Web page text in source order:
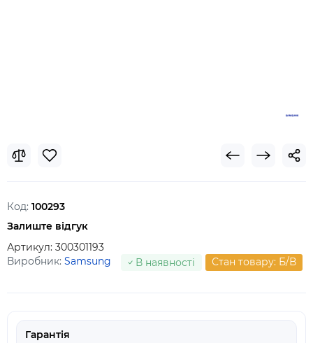
Код: 100293
Залиште відгук
Артикул: 300301193
Виробник: Samsung В наявності Стан товару: Б/В
Гарантія